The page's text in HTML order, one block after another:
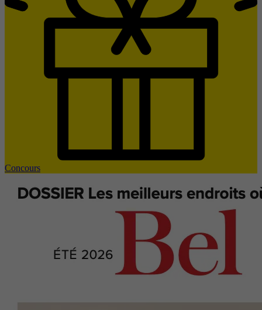
Concours